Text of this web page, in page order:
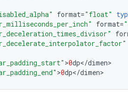
format="float"
format=
>0dp</dimen
>0dp</dimen>